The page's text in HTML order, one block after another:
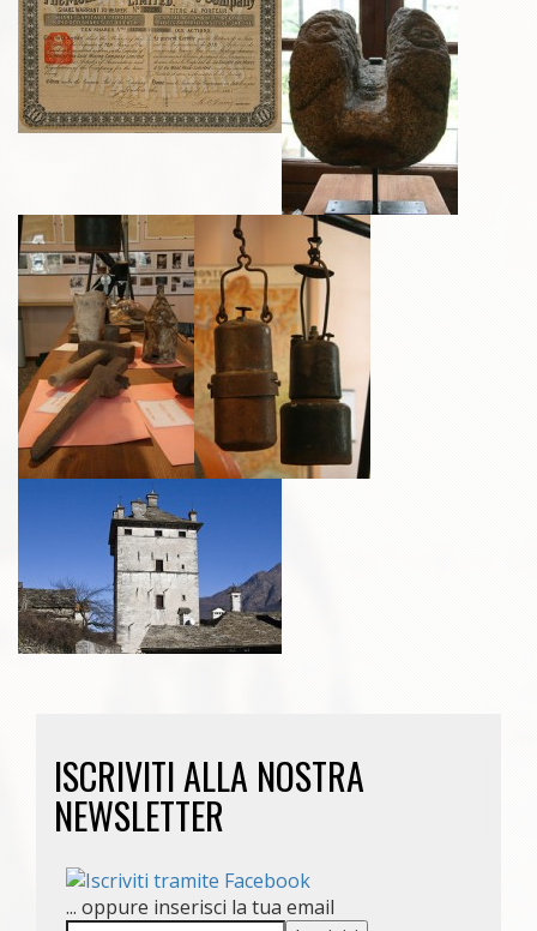
ISCRIVITI ALLA NOSTRA
NEWSLETTER
... oppure inserisci la tua email